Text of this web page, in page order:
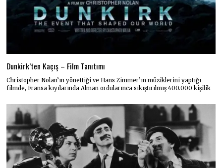
Dunkirk’ten Kaçış – Film Tanıtımı
Christopher Nolan’ın yönettiği ve Hans Zimmer’ın müziklerini yaptığı
filmde, Fransa kıyılarında Alman ordularınca sıkıştırılmış 400.000 kişilik